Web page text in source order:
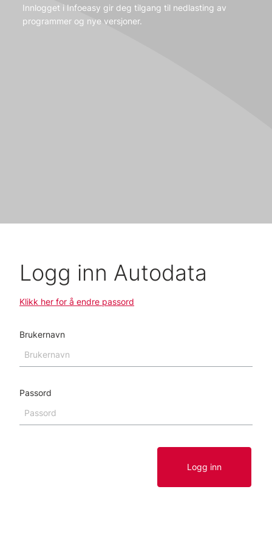
Innlogget i Infoeasy gir deg tilgang til nedlasting av
programmer og nye versjoner.
Logg inn Autodata
Klikk her for å endre passord
Brukernavn
Passord